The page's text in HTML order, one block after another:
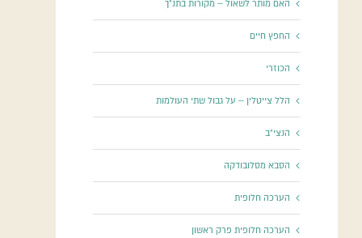
האם מותר לשאול – מקורות בתנ"ך
החפץ חיים
הכוזרי
הלל צייטלין – על גבול שתי העולמות
הנצי"ב
הסבא מסלובודקה
הערכה חלופית
הערכה חלופית פרק ראשון